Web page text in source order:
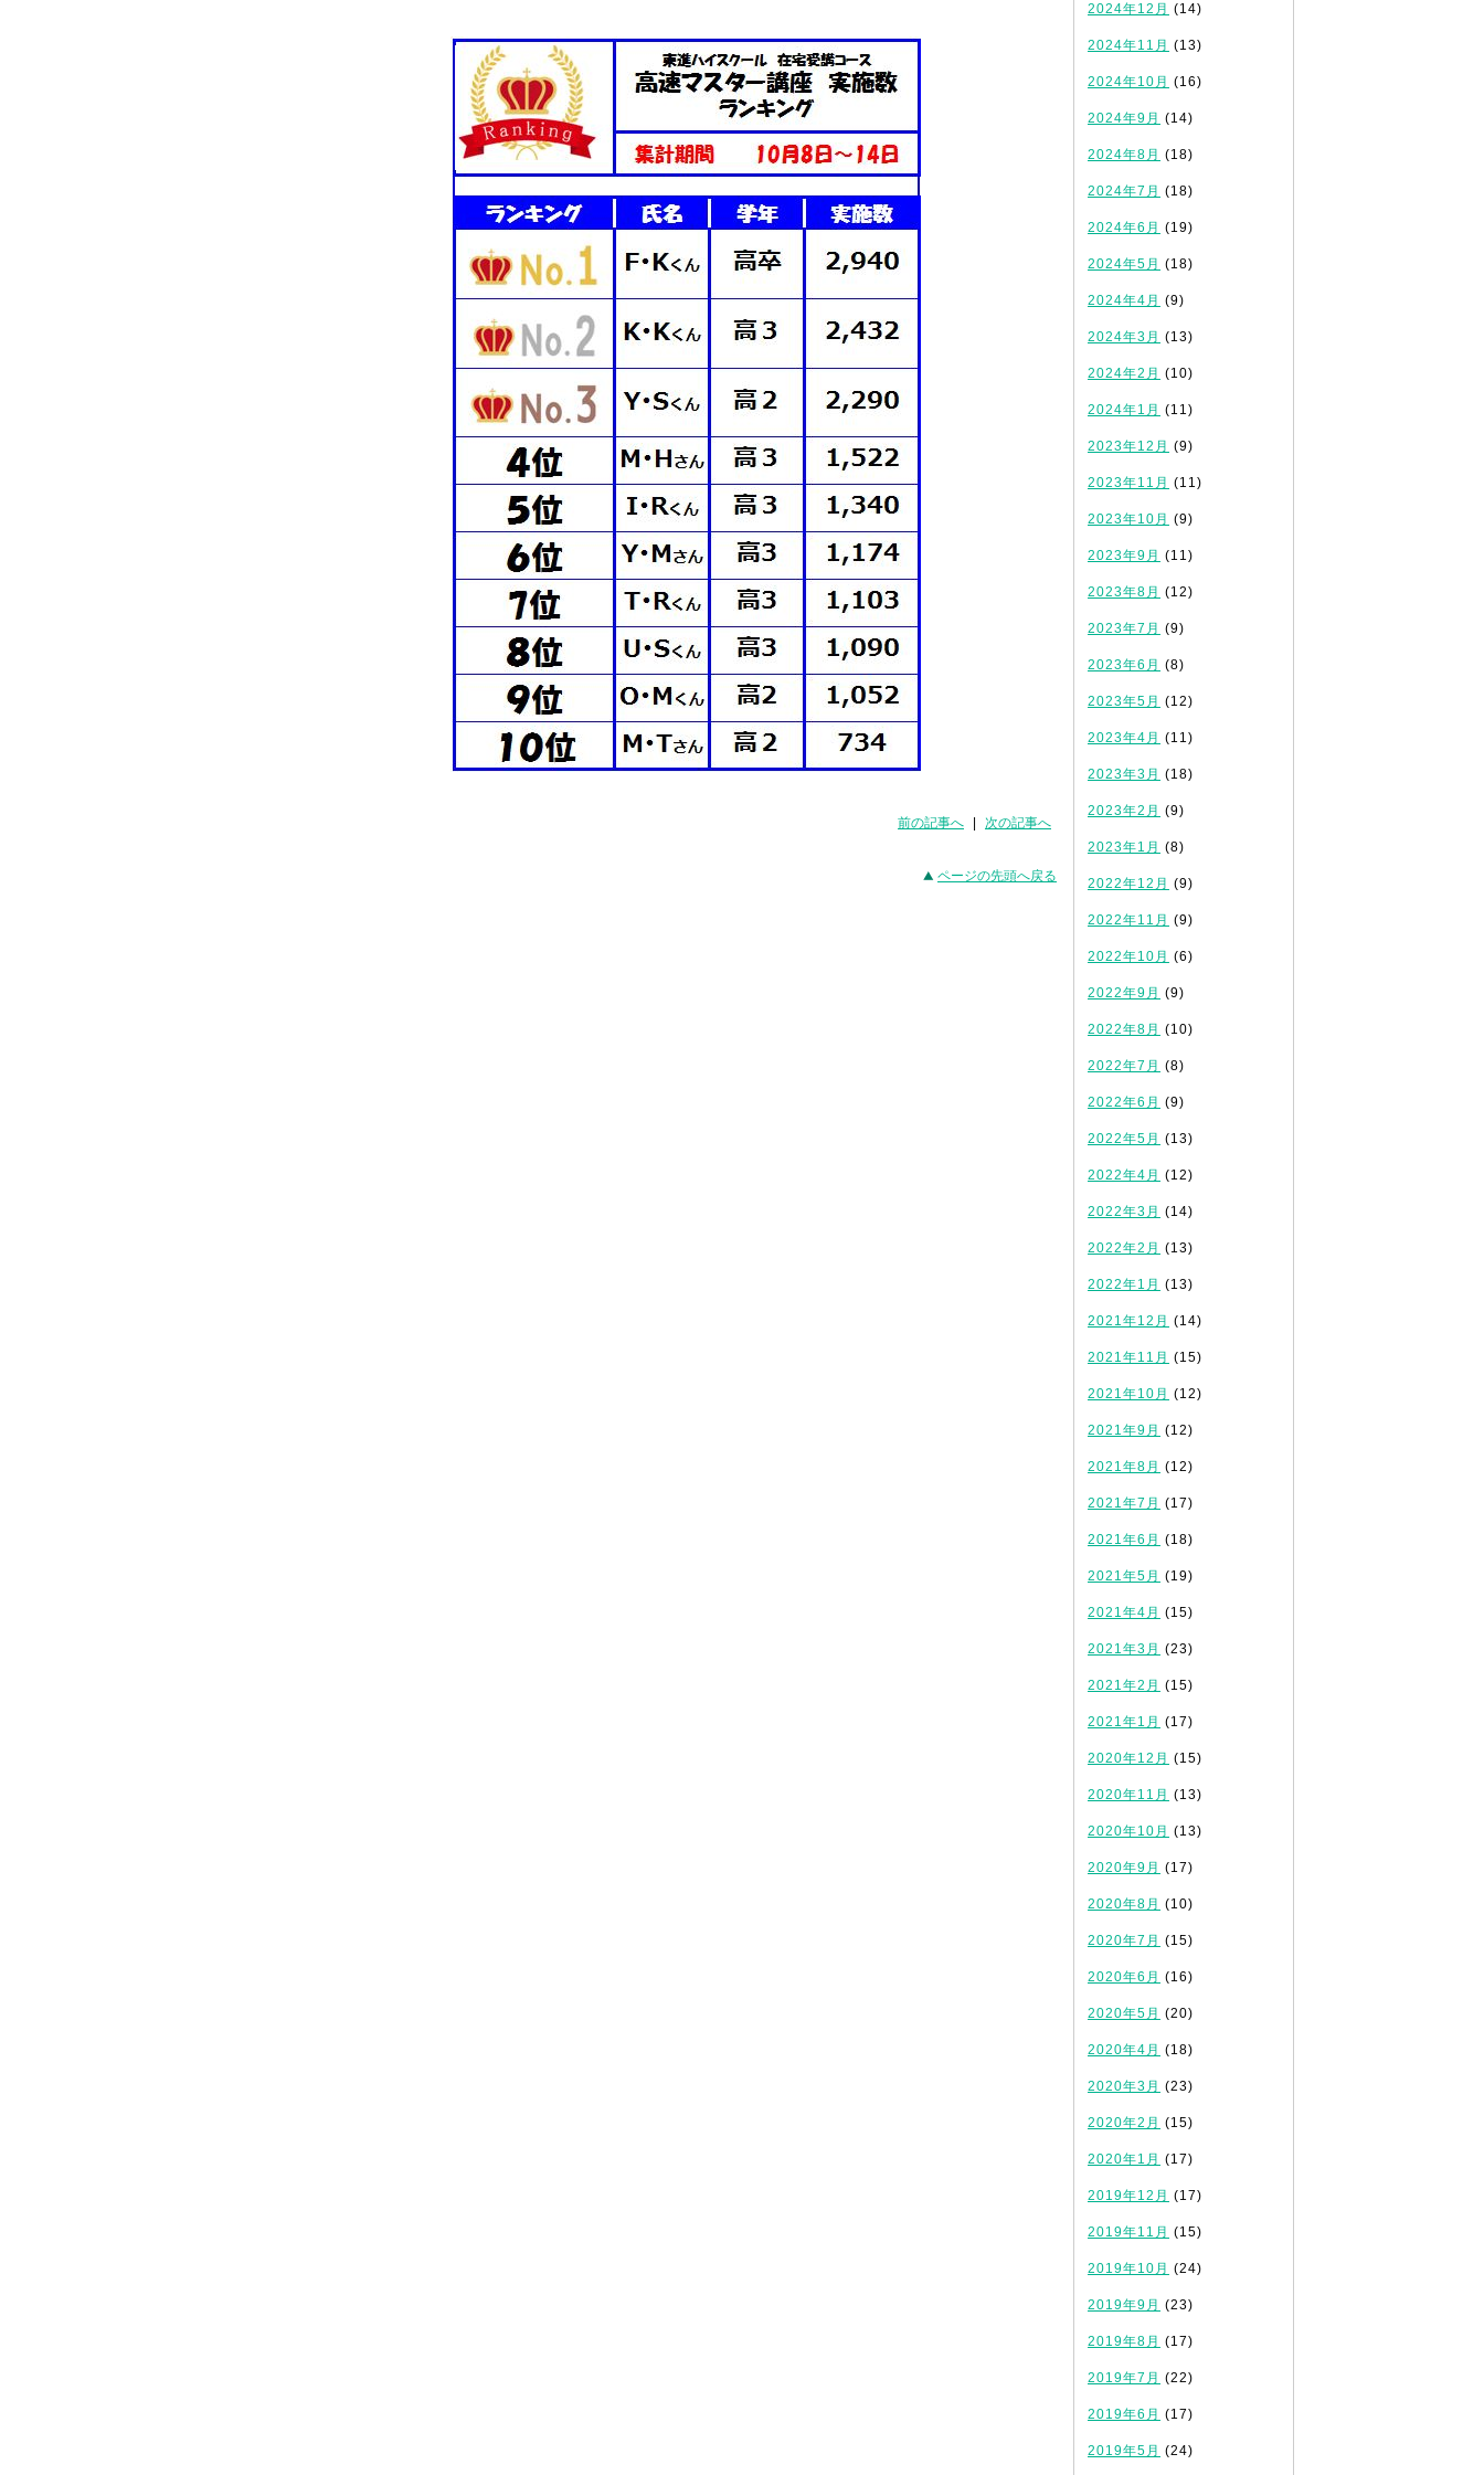
前の記事へ 次の記事へ
ページの先頭へ戻る
2024年12月 (14)
2024年11月 (13)
2024年10月 (16)
2024年9月 (14)
2024年8月 (18)
2024年7月 (18)
2024年6月 (19)
2024年5月 (18)
2024年4月 (9)
2024年3月 (13)
2024年2月 (10)
2024年1月 (11)
2023年12月 (9)
2023年11月 (11)
2023年10月 (9)
2023年9月 (11)
2023年8月 (12)
2023年7月 (9)
2023年6月 (8)
2023年5月 (12)
2023年4月 (11)
2023年3月 (18)
2023年2月 (9)
2023年1月 (8)
2022年12月 (9)
2022年11月 (9)
2022年10月 (6)
2022年9月 (9)
2022年8月 (10)
2022年7月 (8)
2022年6月 (9)
2022年5月 (13)
2022年4月 (12)
2022年3月 (14)
2022年2月 (13)
2022年1月 (13)
2021年12月 (14)
2021年11月 (15)
2021年10月 (12)
2021年9月 (12)
2021年8月 (12)
2021年7月 (17)
2021年6月 (18)
2021年5月 (19)
2021年4月 (15)
2021年3月 (23)
2021年2月 (15)
2021年1月 (17)
2020年12月 (15)
2020年11月 (13)
2020年10月 (13)
2020年9月 (17)
2020年8月 (10)
2020年7月 (15)
2020年6月 (16)
2020年5月 (20)
2020年4月 (18)
2020年3月 (23)
2020年2月 (15)
2020年1月 (17)
2019年12月 (17)
2019年11月 (15)
2019年10月 (24)
2019年9月 (23)
2019年8月 (17)
2019年7月 (22)
2019年6月 (17)
2019年5月 (24)